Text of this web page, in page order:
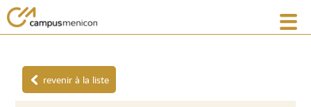
revenir à la liste